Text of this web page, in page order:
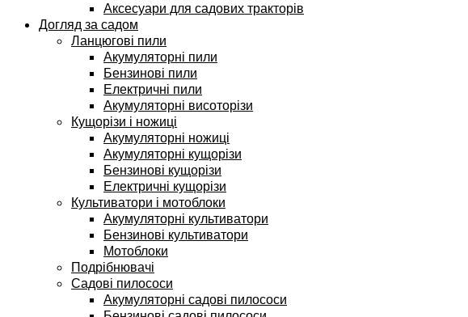
Аксесуари для садових тракторів
Догляд за садом
Ланцюгові пили
Акумуляторні пили
Бензинові пили
Електричні пили
Акумуляторні висоторізи
Кущорізи і ножиці
Акумуляторні ножиці
Акумуляторні кущорізи
Бензинові кущорізи
Електричні кущорізи
Культиватори і мотоблоки
Акумуляторні культиватори
Бензинові культиватори
Мотоблоки
Подрібнювачі
Садові пилососи
Акумуляторні садові пилососи